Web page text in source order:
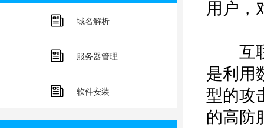
域名解析
服务器管理
软件安装
用户，
互联
是利用
型的攻
的高防